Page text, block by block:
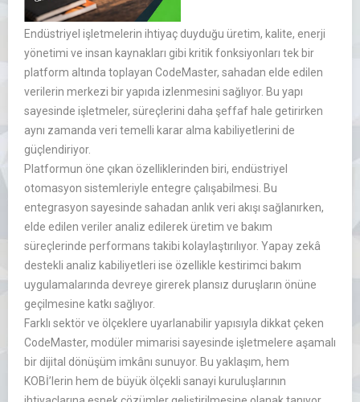
Endüstriyel işletmelerin ihtiyaç duyduğu üretim, kalite, enerji
yönetimi ve insan kaynakları gibi kritik fonksiyonları tek bir
platform altında toplayan CodeMaster, sahadan elde edilen
verilerin merkezi bir yapıda izlenmesini sağlıyor. Bu yapı
sayesinde işletmeler, süreçlerini daha şeffaf hale getirirken
aynı zamanda veri temelli karar alma kabiliyetlerini de
güçlendiriyor.
Platformun öne çıkan özelliklerinden biri, endüstriyel
otomasyon sistemleriyle entegre çalışabilmesi. Bu
entegrasyon sayesinde sahadan anlık veri akışı sağlanırken,
elde edilen veriler analiz edilerek üretim ve bakım
süreçlerinde performans takibi kolaylaştırılıyor. Yapay zekâ
destekli analiz kabiliyetleri ise özellikle kestirimci bakım
uygulamalarında devreye girerek plansız duruşların önüne
geçilmesine katkı sağlıyor.
Farklı sektör ve ölçeklere uyarlanabilir yapısıyla dikkat çeken
CodeMaster, modüler mimarisi sayesinde işletmelere aşamalı
bir dijital dönüşüm imkânı sunuyor. Bu yaklaşım, hem
KOBİ’lerin hem de büyük ölçekli sanayi kuruluşlarının